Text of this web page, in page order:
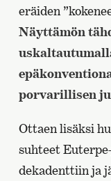
eräiden
Näyttämön
porvarillisen
Ottaen lisäksi
suhteet
dekadenttiin ja